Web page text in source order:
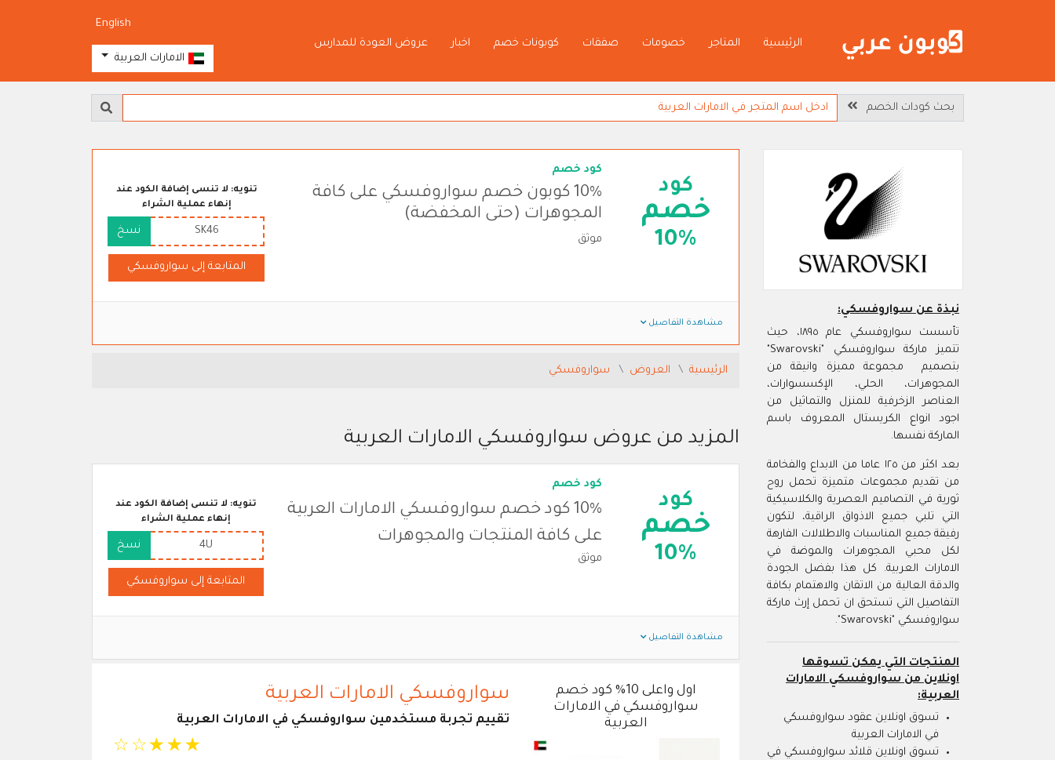
الرئيسية المتاجر خصومات صفقات كوبونات خصم اخبار عروض العودة للمدارس
English
الامارات العربية
بحث كودات الخصم
كود
خصم
10%
كود خصم
10% كوبون خصم سواروفسكي على كافة
المجوهرات (حتى المخفضة)
موثق
تنويه: لا تنسى إضافة الكود عند
إنهاء عملية الشراء
SK46 نسخ
المتابعة إلى سواروفسكي
مشاهدة التفاصيل
الرئيسية العروض سواروفسكي
المزيد من عروض سواروفسكي الامارات العربية
كود
خصم
10%
كود خصم
10% كود خصم سواروفسكي الامارات العربية
على كافة المنتجات والمجوهرات
موثق
تنويه: لا تنسى إضافة الكود عند
إنهاء عملية الشراء
4U نسخ
المتابعة إلى سواروفسكي
مشاهدة التفاصيل
اول واعلى 10% كود خصم
سواروفسكي في الامارات
العربية
سواروفسكي الامارات العربية
تقييم تجربة مستخدمين سواروفسكي في الامارات العربية
☆ ☆☆ ☆ ☆
نبذة عن سواروفسكي:
تأسست سواروفسكي عام ١٨٩٥، حيث
تتميز ماركة سواروفسكي "Swarovski"
بتصميم مجموعة مميزة وانيقة من
المجوهرات، الحلي، الإكسسوارات،
العناصر الزخرفية للمنزل والتماثيل من
اجود انواع الكريستال المعروف باسم
الماركة نفسها.
بعد اكثر من ١٢٥ عاما من الابداع والفخامة
من تقديم مجموعات متميزة تحمل روح
ثورية في التصاميم العصرية والكلاسيكية
التي تلبي جميع الاذواق الراقية، لتكون
رفيقة جميع المناسبات والاطلالات الفارهة
لكل محبي المجوهرات والموضة في
الامارات العربية. كل هذا بفضل الجودة
والدقة العالية من الاتقان والاهتمام بكافة
التفاصيل التي تستحق ان تحمل إرث ماركة
سواروفسكي "Swarovski".
المنتجات التي يمكن تسوقها
اونلاين من سواروفسكي الامارات
العربية:
تسوق اونلاين عقود سواروفسكي
في الامارات العربية
تسوق اونلاين قلائد سواروفسكي في